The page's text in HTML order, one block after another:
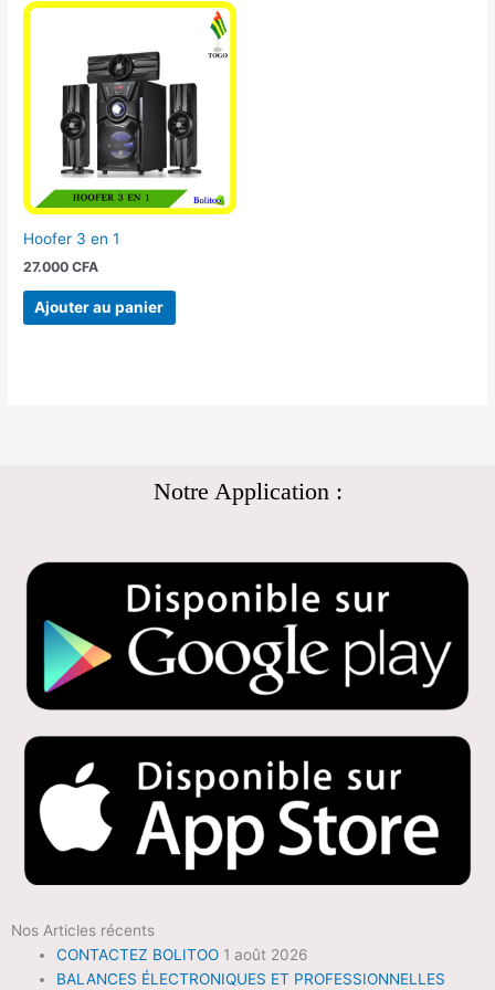
Hoofer 3 en 1
27.000CFA
Ajouter au panier
Notre Application :
Nos Articles récents
CONTACTEZ BOLITOO 1 août 2026
BALANCES ÉLECTRONIQUES ET PROFESSIONNELLES